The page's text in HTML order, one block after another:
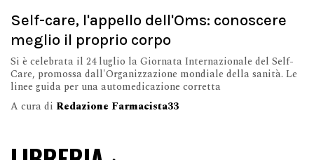
Self-care, l'appello dell'Oms: conoscere
meglio il proprio corpo
Si è celebrata il 24 luglio la Giornata Internazionale del Self-
Care, promossa dall'Organizzazione mondiale della sanità. Le
linee guida per una automedicazione corretta
A cura di Redazione Farmacista33